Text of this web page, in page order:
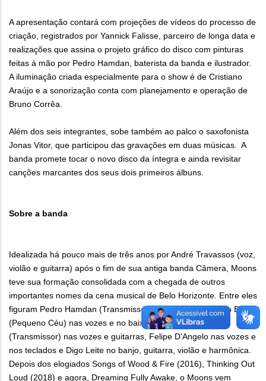
A apresentação contará com projeções de vídeos do processo de
criação, registrados por Yannick Falisse, parceiro de longa data e
realizações que assina o projeto gráfico do disco com pinturas
feitas à mão por Pedro Hamdan, baterista da banda e ilustrador.
A iluminação criada especialmente para o show é de Cristiano
Araújo e a sonorização conta com planejamento e operação de
Bruno Corrêa.
Além dos seis integrantes, sobe também ao palco o saxofonista
Jonas Vitor, que participou das gravações em duas músicas. A
banda promete tocar o novo disco da íntegra e ainda revisitar
canções marcantes dos seus dois primeiros álbuns.
Sobre a banda
Idealizada há pouco mais de três anos por André Travassos (voz,
violão e guitarra) após o fim de sua antiga banda Câmera, Moons
teve sua formação consolidada com a chegada de outros
importantes nomes da cena musical de Belo Horizonte. Entre eles
figuram Pedro Hamdan (Transmissor) na bateria, Bernardo Bauer
(Pequeno Céu) nas vozes e no baixo, Jennifer Souza
(Transmissor) nas vozes e guitarras, Felipe D’Angelo nas vozes e
nos teclados e Digo Leite no banjo, guitarra, violão e harmônica.
Depois dos elogiados Songs of Wood & Fire (2016), Thinking Out
Loud (2018) e agora, Dreaming Fully Awake, o Moons vem